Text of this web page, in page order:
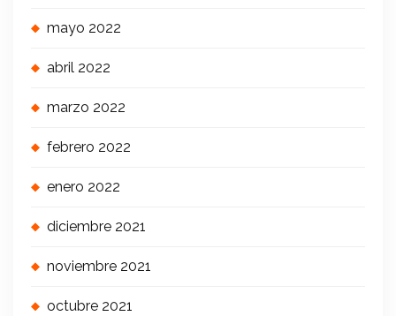
mayo 2022
abril 2022
marzo 2022
febrero 2022
enero 2022
diciembre 2021
noviembre 2021
octubre 2021